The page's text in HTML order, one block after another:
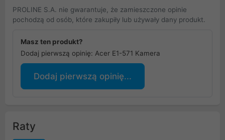
PROLINE S.A. nie gwarantuje, że zamieszczone opinie
pochodzą od osób, które zakupiły lub używały dany produkt.
Masz ten produkt?
Dodaj pierwszą opinię: Acer E1-571 Kamera
Dodaj pierwszą opinię...
Raty